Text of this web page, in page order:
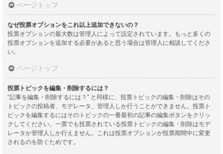
ページトップ
なぜ投票オプションをこれ以上追加できないの？
投票オプションの最大数は管理人によって設定されています。もっと多くの
投票オプションを追加する必要があると思う場合は管理人に相談してくださ
い。
ページトップ
投票トピックを編集・削除するには？
“記事を編集・削除するには？” と同様に、投票トピックの編集・削除はその
トピックの投稿者、モデレータ、管理人しか行うことができません。投票ト
ピックを編集するにはそのトピックの一番最初の記事の編集ボタンをクリッ
クしてください。一票でも投票されている投票トピックの編集・削除はモデ
レータか管理人しか行えません。これは投票オプションが投票期間中に変更
されるのを防ぐためです。